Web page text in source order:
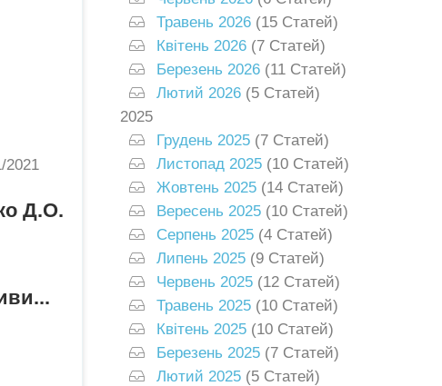
2021
Д.О.
Травень 2026(15 Статей)
Квітень 2026(7 Статей)
Березень 2026(11 Статей)
Лютий 2026(5 Статей)
2025
Грудень 2025(7 Статей)
Листопад 2025(10 Статей)
Жовтень 2025(14 Статей)
Вересень 2025(10 Статей)
Серпень 2025(4 Статей)
Липень 2025(9 Статей)
Червень 2025(12 Статей)
Травень 2025(10 Статей)
Квітень 2025(10 Статей)
Березень 2025(7 Статей)
Лютий 2025(5 Статей)